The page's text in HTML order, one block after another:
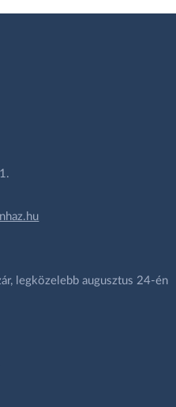
legközelebb augusztus 24-én